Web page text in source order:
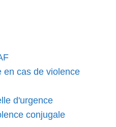
en cas de violence
d'urgence
conjugale